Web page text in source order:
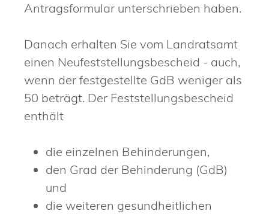
Antragsformular unterschrieben haben.
Danach erhalten Sie vom Landratsamt
einen Neufeststellungsbescheid - auch,
wenn der festgestellte GdB weniger als
50 beträgt. Der Feststellungsbescheid
enthält
die einzelnen Behinderungen,
den Grad der Behinderung (GdB)
und
die weiteren gesundheitlichen